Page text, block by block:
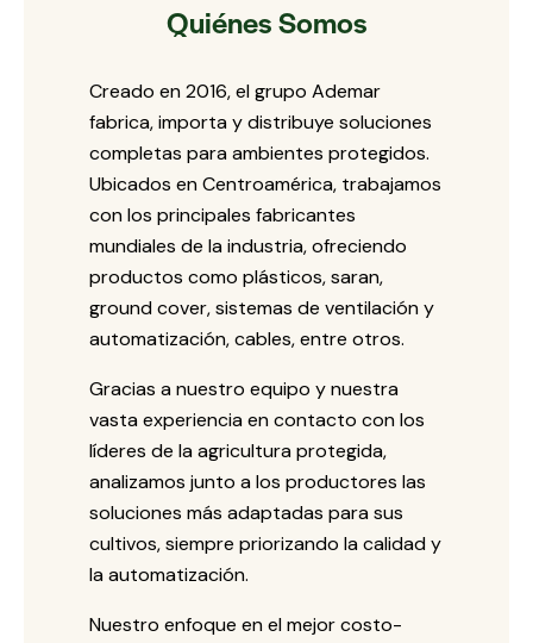
Quiénes Somos
Creado en 2016, el grupo Ademar
fabrica, importa y distribuye soluciones
completas para ambientes protegidos.
Ubicados en Centroamérica, trabajamos
con los principales fabricantes
mundiales de la industria, ofreciendo
productos como plásticos, saran,
ground cover, sistemas de ventilación y
automatización, cables, entre otros.
Gracias a nuestro equipo y nuestra
vasta experiencia en contacto con los
líderes de la agricultura protegida,
analizamos junto a los productores las
soluciones más adaptadas para sus
cultivos, siempre priorizando la calidad y
la automatización.
Nuestro enfoque en el mejor costo-